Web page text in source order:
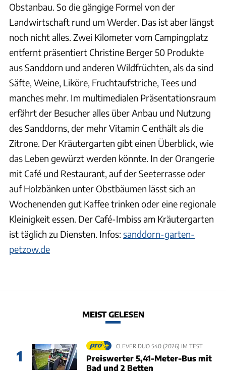
Obstanbau. So die gängige Formel von der
Landwirtschaft rund um Werder. Das ist aber längst
noch nicht alles. Zwei Kilometer vom Campingplatz
entfernt präsentiert Christine Berger 50 Produkte
aus Sanddorn und anderen Wildfrüchten, als da sind
Säfte, Weine, Liköre, Fruchtaufstriche, Tees und
manches mehr. Im multimedialen Präsentationsraum
erfährt der Besucher alles über Anbau und Nutzung
des Sanddorns, der mehr Vitamin C enthält als die
Zitrone. Der Kräutergarten gibt einen Überblick, wie
das Leben gewürzt werden könnte. In der Orangerie
mit Café und Restaurant, auf der Seeterrasse oder
auf Holzbänken unter Obstbäumen lässt sich an
Wochenenden gut Kaffee trinken oder eine regionale
Kleinigkeit essen. Der Café-Imbiss am Kräutergarten
ist täglich zu Diensten. Infos: sanddorn-garten-
petzow.de
MEIST GELESEN
1
CLEVER DUO 540 (2026) IM TEST
Preiswerter 5,41-Meter-Bus mit
Bad und 2 Betten